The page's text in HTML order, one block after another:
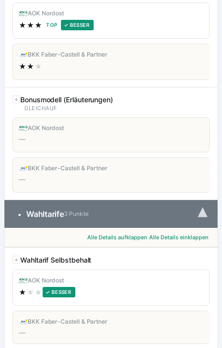
AOK Nordost
★★★ TOP ✓ BESSER
BKK Faber-Castell & Partner
★★ ★
Bonusmodell (Erläuterungen)
GLEICHAUF
AOK Nordost
—
BKK Faber-Castell & Partner
—
• Wahltarife3 Punkte ▾
Alle Details aufklappen Alle Details einklappen
Wahltarif Selbstbehalt
AOK Nordost
★ ★★ ✓ BESSER
BKK Faber-Castell & Partner
—